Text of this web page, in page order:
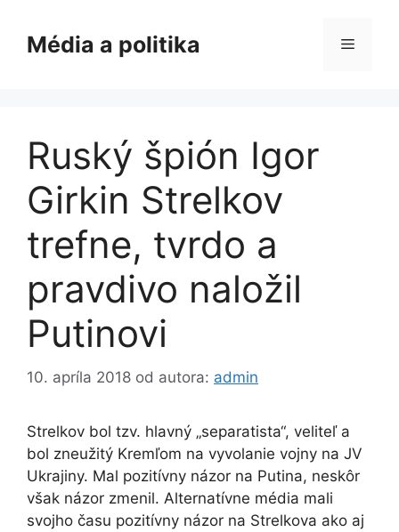
obsahMédia a politika Menu
Ruský špión Igor
Girkin Strelkov
trefne, tvrdo a
pravdivo naložil
Putinovi
10. apríla 2018 od autora: admin
Strelkov bol tzv. hlavný „separatista“, veliteľ a
bol zneužitý Kremľom na vyvolanie vojny na JV
Ukrajiny. Mal pozitívny názor na Putina, neskôr
však názor zmenil. Alternatívne média mali
svojho času pozitívny názor na Strelkova ako aj